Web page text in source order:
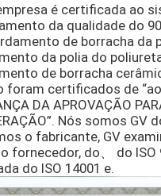
é certificada ao
da qualidade do
de borracha da
da polia do
de borracha
foram certificados de “ao
DA APROVAÇÃO
Nós somos GV
o fabricante, GV
fornecedor, do、 do ISO
do ISO 14001 e.